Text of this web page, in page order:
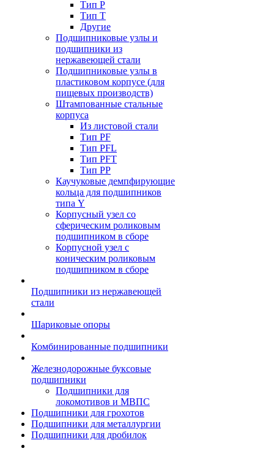
Тип P
Тип T
Другие
Подшипниковые узлы и
подшипники из
нержавеющей стали
Подшипниковые узлы в
пластиковом корпусе (для
пищевых производств)
Штампованные стальные
корпуса
Из листовой стали
Тип PF
Тип PFL
Тип PFT
Тип PP
Каучуковые демпфирующие
кольца для подшипников
типа Y
Корпусный узел со
сферическим роликовым
подшипником в сборе
Корпусной узел с
коническим роликовым
подшипником в сборе
Подшипники из нержавеющей
стали
Шариковые опоры
Комбинированные подшипники
Железнодорожные буксовые
подшипники
Подшипники для
локомотивов и МВПС
Подшипники для грохотов
Подшипники для металлургии
Подшипники для дробилок